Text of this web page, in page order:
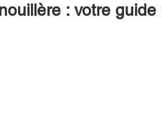
: votre guide